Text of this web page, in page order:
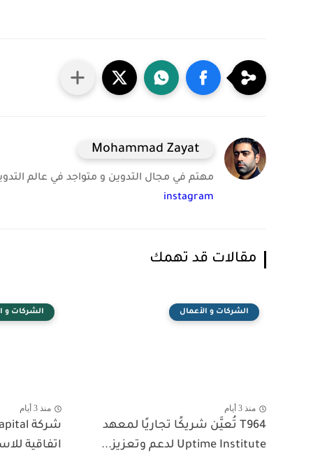
Mohammad Zayat
مهتم في مجال التدوين و متواجد في عالم
instagram
مقالات قد تهمك
الشركات و الأعمال
منذ 3 أيام
T964 تُعيَّن شريكًا تجاريًا لمعهد
Uptime Institute لدعم وتعزيز...
الشركات و
منذ 3 أيام
اتفاقية